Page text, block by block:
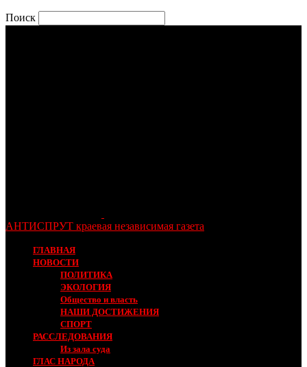
Поиск
АНТИСПРУТ краевая независимая газета
ГЛАВНАЯ
НОВОСТИ
ПОЛИТИКА
ЭКОЛОГИЯ
Общество и власть
НАШИ ДОСТИЖЕНИЯ
СПОРТ
РАССЛЕДОВАНИЯ
Из зала суда
ГЛАС НАРОДА